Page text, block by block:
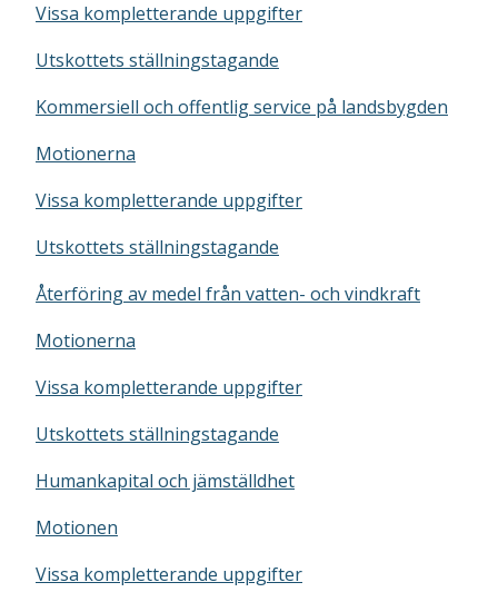
Vissa kompletterande uppgifter
Utskottets ställningstagande
Kommersiell och offentlig service på landsbygden
Motionerna
Vissa kompletterande uppgifter
Utskottets ställningstagande
Återföring av medel från vatten- och vindkraft
Motionerna
Vissa kompletterande uppgifter
Utskottets ställningstagande
Humankapital och jämställdhet
Motionen
Vissa kompletterande uppgifter